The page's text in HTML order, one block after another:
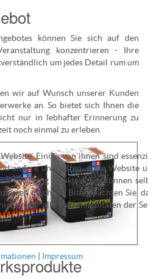
können Sie sich auf den
konzentrieren - Ihre
um jedes Detail rum um
wir auf Wunsch unserer Kunden
an. So bietet sich Ihnen die
nur in lebhafter Erinnerung zu
noch einmal zu erleben.
Einige von ihnen sind
andere uns helfen, diese Website
(Tracking Cookies). Sie können
möchten. Bitte beachten Sie,
mehr alle Funktionalitäten der
Impressum